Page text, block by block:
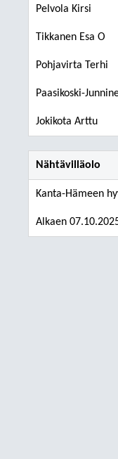
Pelvola Kirsi
Tikkanen Esa O
Pohjavirta Terhi
Paasikoski-
Jokikota Arttu
Nähtävilläolo
Kanta-Hämeen
Alkaen